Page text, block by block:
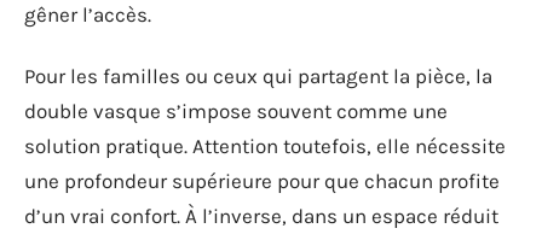
gêner l’accès.
Pour les familles ou ceux qui partagent la pièce, la
double vasque s’impose souvent comme une
solution pratique. Attention toutefois, elle nécessite
une profondeur supérieure pour que chacun profite
d’un vrai confort. À l’inverse, dans un espace réduit